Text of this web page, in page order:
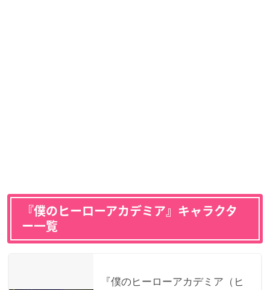
『僕のヒーローアカデミア』キャラクタ
ー一覧